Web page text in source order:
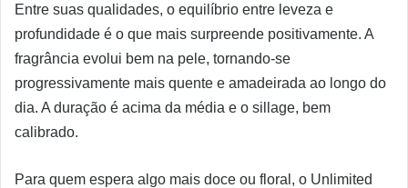
Entre suas qualidades, o equilíbrio entre leveza e
profundidade é o que mais surpreende positivamente. A
fragrância evolui bem na pele, tornando-se
progressivamente mais quente e amadeirada ao longo do
dia. A duração é acima da média e o sillage, bem
calibrado.
Para quem espera algo mais doce ou floral, o Unlimited